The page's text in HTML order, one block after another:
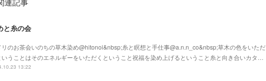
と糸の会
リのお茶会いのちの草木染め@hitonoi&nbsp;糸と瞑想と手仕事@a.n.n_co&nbsp;草木の色をいただ
いうことはそのエネルギーをいただくということ祝福を染め上げるということ糸と向き合いカタ…
13:22